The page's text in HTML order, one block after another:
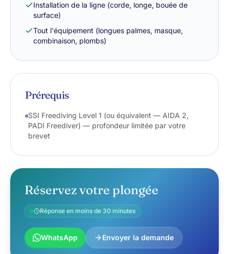
Installation de la ligne (corde, longe, bouée de
surface)
Tout l'équipement (longues palmes, masque,
combinaison, plombs)
Prérequis
SSI Freediving Level 1 (ou équivalent — AIDA 2,
PADI Freediver) — profondeur limitée par votre
brevet
Réservez votre plongée
Réponse en moins de 30 minutes
WhatsApp Envoyer la demande